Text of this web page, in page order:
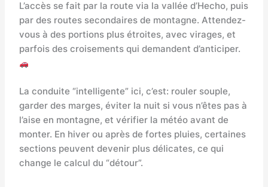
L’accès se fait par la route via la vallée d’Hecho, puis
par des routes secondaires de montagne. Attendez-
vous à des portions plus étroites, avec virages, et
parfois des croisements qui demandent d’anticiper.
La conduite “intelligente” ici, c’est: rouler souple,
garder des marges, éviter la nuit si vous n’êtes pas à
l’aise en montagne, et vérifier la météo avant de
monter. En hiver ou après de fortes pluies, certaines
sections peuvent devenir plus délicates, ce qui
change le calcul du “détour”.